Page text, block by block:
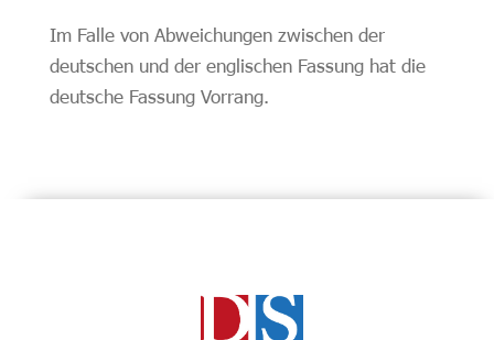
Im Falle von Abweichungen zwischen der
deutschen und der englischen Fassung hat die
deutsche Fassung Vorrang.